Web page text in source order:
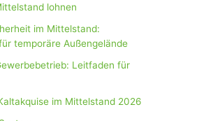
lohnen
im Mittelstand:
temporäre Außengelände
Leitfaden für
im Mittelstand 2026